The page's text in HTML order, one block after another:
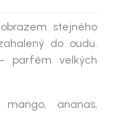
stejného
do oudu.
parfém velkých
ananas,